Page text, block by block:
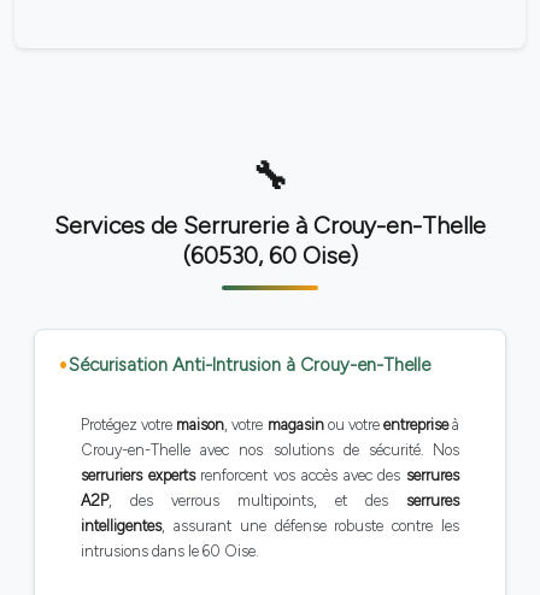
Services de Serrurerie à Crouy-en-Thelle
(60530, 60 Oise)
Sécurisation Anti-Intrusion à Crouy-en-Thelle
Protégez votre maison, votre magasinou votre entrepriseà
Crouy-en-Thelle avec nos solutions de sécurité. Nos
serruriers expertsrenforcent vos accès avec des serrures
A2P, des verrous multipoints, et des serrures
intelligentes, assurant une défense robuste contre les
intrusions dans le 60 Oise.